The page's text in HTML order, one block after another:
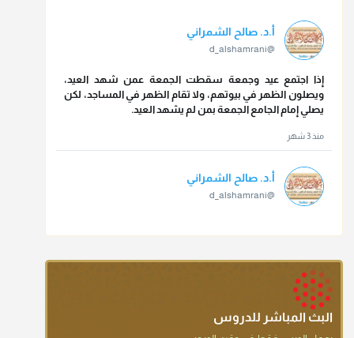
أ.د. صالح الشمراني
@d_alshamrani
إذا اجتمع عيد وجمعة سقطت الجمعة عمن شهد العيد،
ويصلون الظهر في بيوتهم، ولا تقام الظهر في المساجد، لكن
يصلي إمام الجامع الجمعة بمن لم يشهد العيد.
منذ 3 شهر
أ.د. صالح الشمراني
@d_alshamrani
ما كنت أظن أن الله بقي يخلق مثلك.
@d_alshamrani
البث المباشر للدروس